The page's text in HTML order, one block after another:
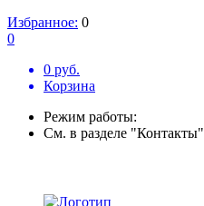
Избранное: 0
0
0 руб.
Корзина
Режим работы:
См. в разделе "Контакты"